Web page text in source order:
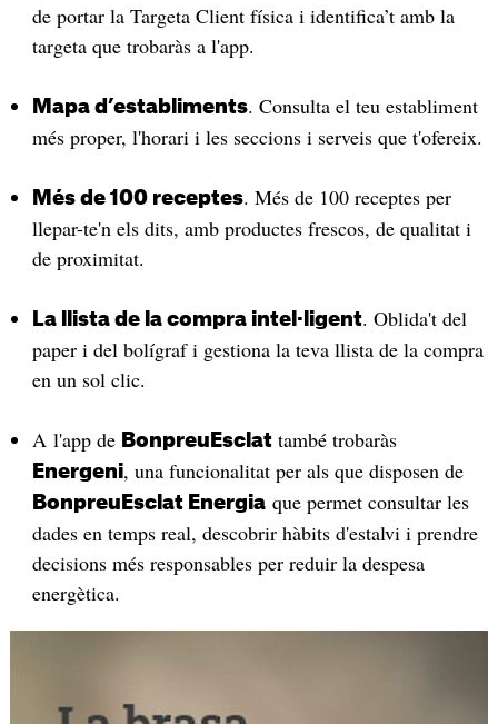
de portar la Targeta Client física i identifica’t amb la
targeta que trobaràs a l'app.
Mapa d’establiments. Consulta el teu establiment
més proper, l'horari i les seccions i serveis que t'ofereix.
Més de 100 receptes. Més de 100 receptes per
llepar-te'n els dits, amb productes frescos, de qualitat i
de proximitat.
La llista de la compra intel·ligent. Oblida't del
paper i del bolígraf i gestiona la teva llista de la compra
en un sol clic.
A l'app de BonpreuEsclattambé trobaràs
Energeni, una funcionalitat per als que disposen de
BonpreuEsclat Energiaque permet consultar les
dades en temps real, descobrir hàbits d'estalvi i prendre
decisions més responsables per reduir la despesa
energètica.